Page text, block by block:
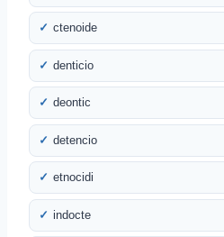
ctenoide
denticio
deontic
detencio
etnocidi
indocte